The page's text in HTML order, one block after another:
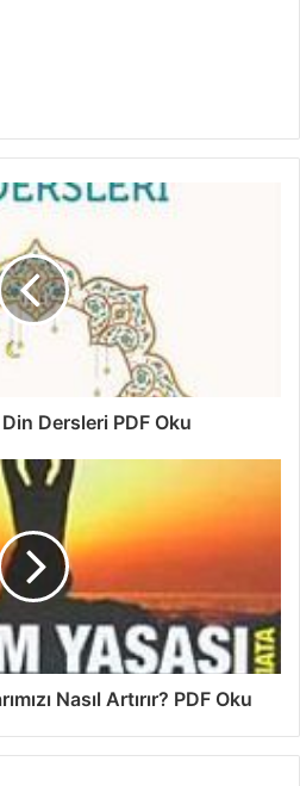
Din Dersleri PDF Oku
Nasıl Artırır? PDF Oku